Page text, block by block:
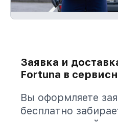
Заявка и
Fortuna в
Вы оформляете
бесплатно